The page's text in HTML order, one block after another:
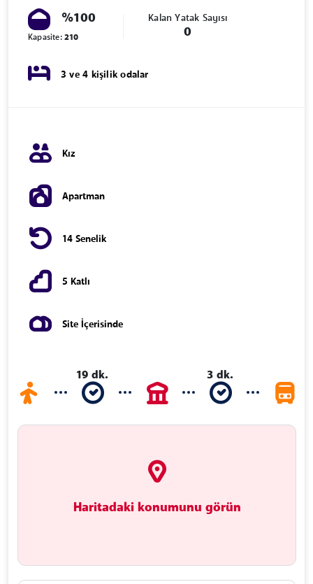
%100
Kapasite: 210
Kalan Yatak Sayısı
0
3 ve 4 kişilik odalar
Kız
Apartman
14 Senelik
5 Katlı
Site İçerisinde
19 dk. 3 dk.
Haritadaki konumunu görün